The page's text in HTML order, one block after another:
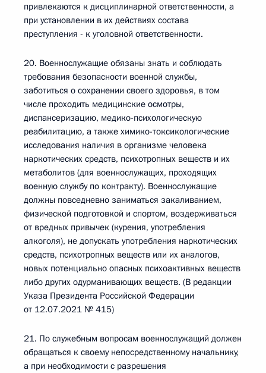
привлекаются к дисциплинарной ответственности, а
при установлении в их действиях состава
преступления - к уголовной ответственности.
20. Военнослужащие обязаны знать и соблюдать
требования безопасности военной службы,
заботиться о сохранении своего здоровья, в том
числе проходить медицинские осмотры,
диспансеризацию, медико-психологическую
реабилитацию, а также химико-токсикологические
исследования наличия в организме человека
наркотических средств, психотропных веществ и их
метаболитов (для военнослужащих, проходящих
военную службу по контракту). Военнослужащие
должны повседневно заниматься закаливанием,
физической подготовкой и спортом, воздерживаться
от вредных привычек (курения, употребления
алкоголя), не допускать употребления наркотических
средств, психотропных веществ или их аналогов,
новых потенциально опасных психоактивных веществ
либо других одурманивающих веществ. (В редакции
Указа Президента Российской Федерации
от 12.07.2021 № 415)
21. По служебным вопросам военнослужащий должен
обращаться к своему непосредственному начальнику,
а при необходимости с разрешения